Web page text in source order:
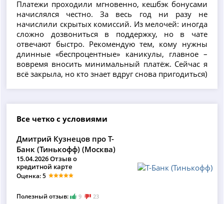
Платежи проходили мгновенно, кешбэк бонусами
начислялся честно. За весь год ни разу не
начислили скрытых комиссий. Из мелочей: иногда
сложно дозвониться в поддержку, но в чате
отвечают быстро. Рекомендую тем, кому нужны
длинные «беспроцентные» каникулы, главное –
вовремя вносить минимальный платёж. Сейчас я
всё закрыла, но кто знает вдруг снова пригодиться)
Все четко с условиями
Дмитрий Кузнецов про Т-
Банк (Тинькофф) (Москва)
15.04.2026 Отзыв о
кредитной карте
Оценка: 5
Полезный отзыв: 9 23